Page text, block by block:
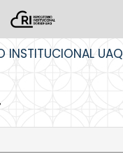
INSTITUCIONAL UAQ